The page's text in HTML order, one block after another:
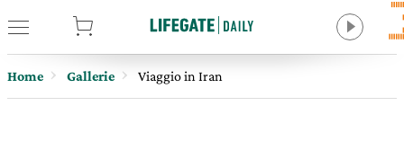
Home Gallerie Viaggio in Iran